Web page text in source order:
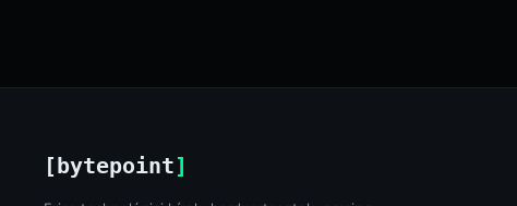
[bytepoint]